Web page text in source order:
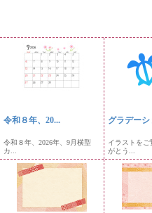
令和８年、20...
令和８年、2026年、9月横型
カ...
グラデーシ
イラストをご
がとう...